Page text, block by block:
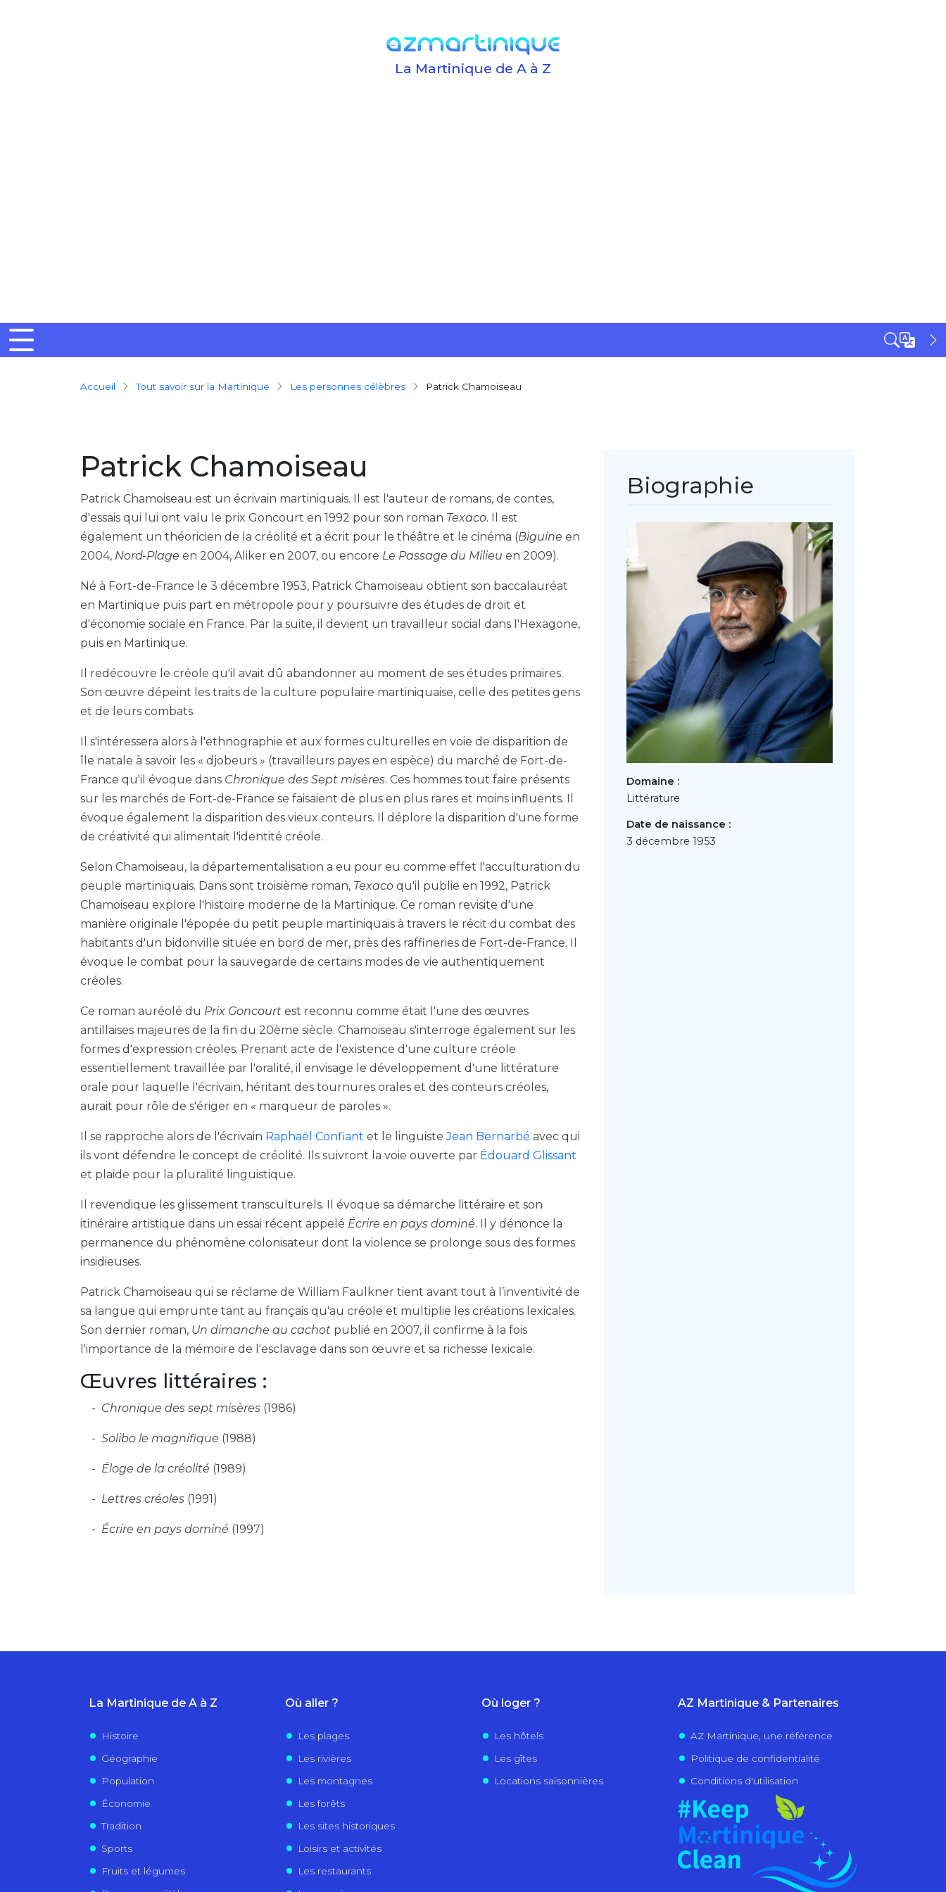
La Martinique de A à Z
Breadcrumb
Accueil Tout savoir sur la Martinique Les personnes célèbres Patrick Chamoiseau
Patrick Chamoiseau
Patrick Chamoiseau est un écrivain martiniquais. Il est l'auteur de romans, de contes,
d'essais qui lui ont valu le prix Goncourt en 1992 pour son roman Texaco. Il est
également un théoricien de la créolité et a écrit pour le théâtre et le cinéma (Biguine en
2004, Nord-Plage en 2004, Aliker en 2007, ou encore Le Passage du Milieu en 2009).
Né à Fort-de-France le 3 décembre 1953, Patrick Chamoiseau obtient son baccalauréat
en Martinique puis part en métropole pour y poursuivre des études de droit et
d'économie sociale en France. Par la suite, il devient un travailleur social dans l'Hexagone,
puis en Martinique.
Il redécouvre le créole qu'il avait dû abandonner au moment de ses études primaires.
Son œuvre dépeint les traits de la culture populaire martiniquaise, celle des petites gens
et de leurs combats.
Il s'intéressera alors à l'ethnographie et aux formes culturelles en voie de disparition de
île natale à savoir les « djobeurs » (travailleurs payes en espèce) du marché de Fort-de-
France qu'il évoque dans Chronique des Sept misères. Ces hommes tout faire présents
sur les marchés de Fort-de-France se faisaient de plus en plus rares et moins influents. Il
évoque également la disparition des vieux conteurs. Il déplore la disparition d'une forme
de créativité qui alimentait l'identité créole.
Selon Chamoiseau, la départementalisation a eu pour eu comme effet l'acculturation du
peuple martiniquais. Dans sont troisième roman, Texaco qu'il publie en 1992, Patrick
Chamoiseau explore l'histoire moderne de la Martinique. Ce roman revisite d'une
manière originale l'épopée du petit peuple martiniquais à travers le récit du combat des
habitants d'un bidonville située en bord de mer, près des raffineries de Fort-de-France. Il
évoque le combat pour la sauvegarde de certains modes de vie authentiquement
créoles.
Ce roman auréolé du Prix Goncourt est reconnu comme était l'une des œuvres
antillaises majeures de la fin du 20ème siècle. Chamoiseau s'interroge également sur les
formes d'expression créoles. Prenant acte de l'existence d'une culture créole
essentiellement travaillée par l'oralité, il envisage le développement d'une littérature
orale pour laquelle l'écrivain, héritant des tournures orales et des conteurs créoles,
aurait pour rôle de s'ériger en « marqueur de paroles ».
Il se rapproche alors de l'écrivain Raphaël Confiant et le linguisteJean Bernarbé avec qui
ils vont défendre le concept de créolité. Ils suivront la voie ouverte par Édouard Glissant
et plaide pour la pluralité linguistique.
Il revendique les glissement transculturels. Il évoque sa démarche littéraire et son
itinéraire artistique dans un essai récent appelé Écrire en pays dominé. Il y dénonce la
permanence du phénomène colonisateur dont la violence se prolonge sous des formes
insidieuses.
Patrick Chamoiseau qui se réclame de William Faulkner tient avant tout à l’inventivité de
sa langue qui emprunte tant au français qu'au créole et multiplie les créations lexicales.
Son dernier roman, Un dimanche au cachot publié en 2007, il confirme à la fois
l'importance de la mémoire de l'esclavage dans son œuvre et sa richesse lexicale.
Œuvres littéraires :
Chronique des sept misères (1986)
Solibo le magnifique (1988)
Éloge de la créolité (1989)
Lettres créoles (1991)
Écrire en pays dominé (1997)
Biographie
Domaine :
Littérature
Date de naissance :
3 décembre 1953
La Martinique de A à Z
Histoire
Géographie
Population
Économie
Tradition
Sports
Fruits et légumes
Où aller ?
Les plages
Les rivières
Les montagnes
Les forêts
Les sites historiques
Loisirs et activités
Les restaurants
Où loger ?
Les hôtels
Les gîtes
Locations saisonnières
AZ Martinique & Partenaires
AZ Martinique, une référence
Politique de confidentialité
Conditions d'utilisation